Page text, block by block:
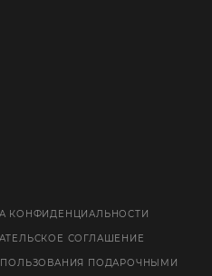
КОНФИДЕНЦИАЛЬНОСТИ
СОГЛАШЕНИЕ
ПОЛЬЗОВАНИЯ ПОДАРОЧНЫМИ